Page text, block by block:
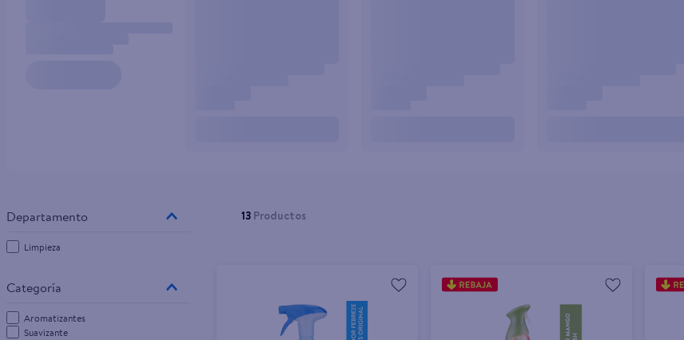
Limpieza
Aromatizantes
Suavizante
13 Productos